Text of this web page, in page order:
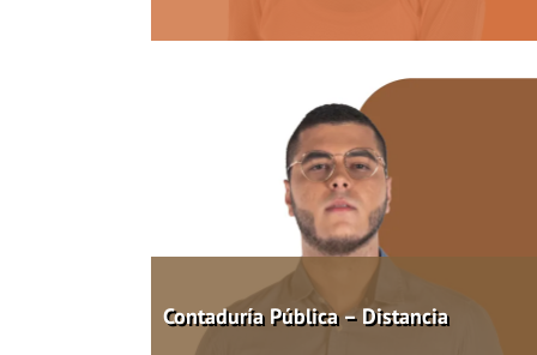
Contaduría Pública – Distancia